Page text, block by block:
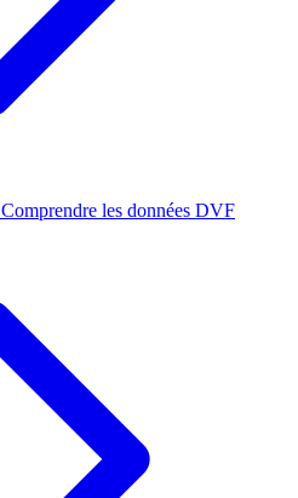
Comprendre les données DVF